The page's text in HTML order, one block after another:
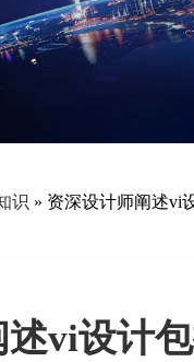
识 » 资深设计师阐述vi
vi设计